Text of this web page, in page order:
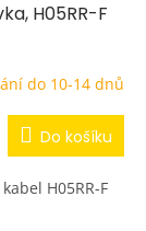
H05RR-F
do 10-14 dnů
Do košíku
H05RR-F